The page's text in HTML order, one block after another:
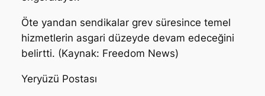
Öte yandan sendikalar grev süresince temel
hizmetlerin asgari düzeyde devam edeceğini
belirtti. (Kaynak: Freedom News)
Yeryüzü Postası